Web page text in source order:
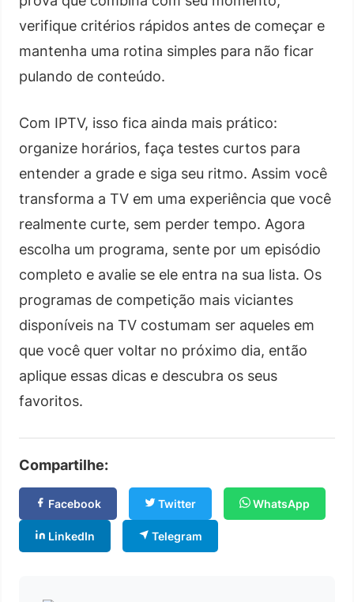
verifique critérios rápidos antes de começar e
mantenha uma rotina simples para não ficar
pulando de conteúdo.
Com IPTV, isso fica ainda mais prático:
organize horários, faça testes curtos para
entender a grade e siga seu ritmo. Assim você
transforma a TV em uma experiência que você
realmente curte, sem perder tempo. Agora
escolha um programa, sente por um episódio
completo e avalie se ele entra na sua lista. Os
programas de competição mais viciantes
disponíveis na TV costumam ser aqueles em
que você quer voltar no próximo dia, então
aplique essas dicas e descubra os seus
favoritos.
Compartilhe:
Facebook Twitter WhatsApp
LinkedIn Telegram